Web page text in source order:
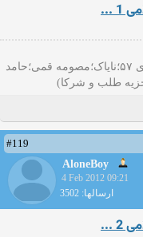
1 ...
مرگ بر ۳ فاسد : ملا چپی مجاهد(+پسمانده های ۵۷؛نایاک؛مصومه قمی؛حامد
طلب و شرکا)
#119
AloneBoy
4 Feb 2012 09:21
ارسالها: 3502
2 ...